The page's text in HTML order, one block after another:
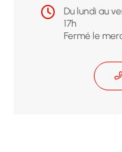
Du lundi au
17h
Fermé le